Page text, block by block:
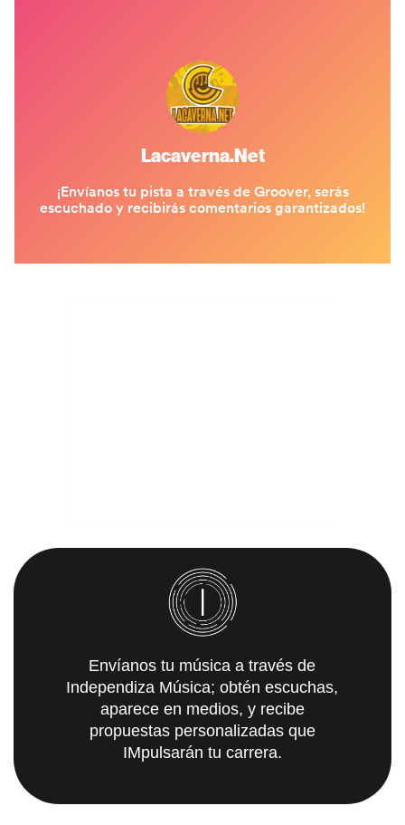
Envíanos tu música a través de
Independiza Música; obtén escuchas,
aparece en medios, y recibe
propuestas personalizadas que
IMpulsarán tu carrera.